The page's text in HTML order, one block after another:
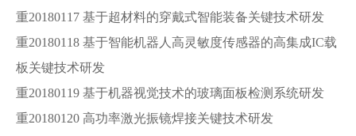
重20180117 基于超材料的穿戴式智能装备关键技术研发
重20180118 基于智能机器人高灵敏度传感器的高集成IC载
板关键技术研发
重20180119 基于机器视觉技术的玻璃面板检测系统研发
重20180120 高功率激光振镜焊接关键技术研发